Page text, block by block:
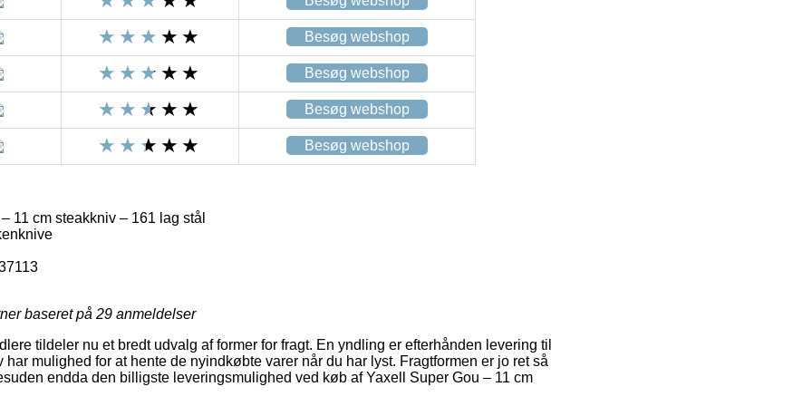
Besøg webshop
Besøg webshop
Besøg webshop
Besøg webshop
11 cm steakkniv – 161 lag stål
baseret på 29 anmeldelser
tildeler nu et bredt udvalg af former for fragt. En yndling er efterhånden levering til
mulighed for at hente de nyindkøbte varer når du har lyst. Fragtformen er jo ret så
endda den billigste leveringsmulighed ved køb af Yaxell Super Gou – 11 cm